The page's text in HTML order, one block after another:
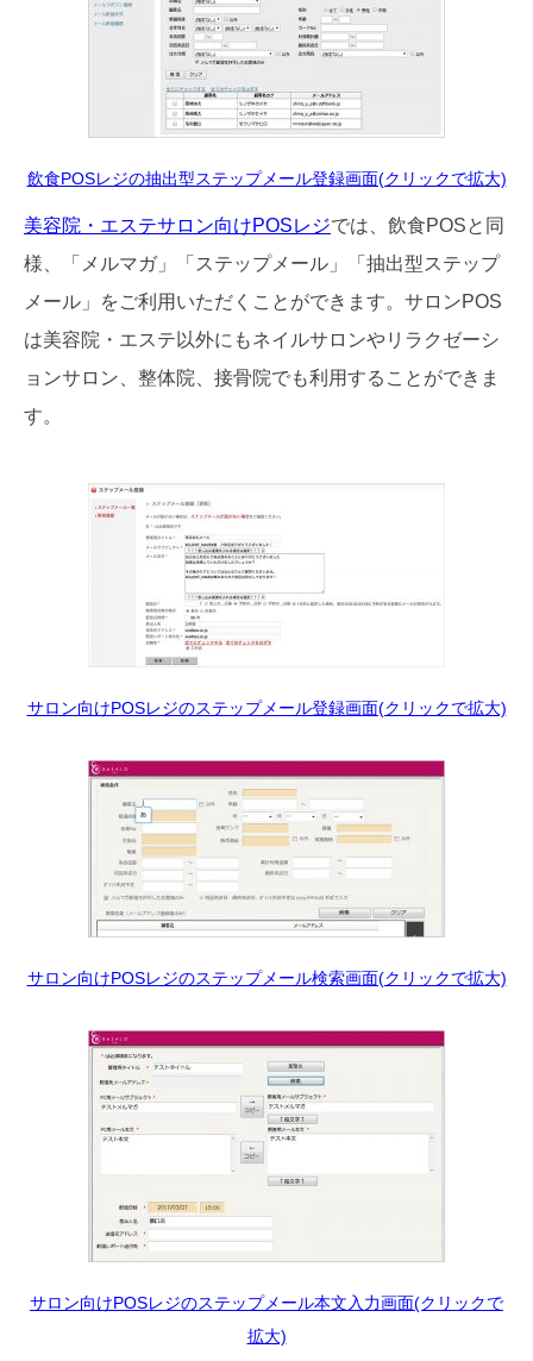
飲食POSレジの抽出型ステップメール登録画面(クリックで拡大)
美容院・エステサロン向けPOSレジでは、飲食POSと同
様、「メルマガ」「ステップメール」「抽出型ステップ
メール」をご利用いただくことができます。サロンPOS
は美容院・エステ以外にもネイルサロンやリラクゼーシ
ョンサロン、整体院、接骨院でも利用することができま
す。
サロン向けPOSレジのステップメール登録画面(クリックで拡大)
サロン向けPOSレジのステップメール検索画面(クリックで拡大)
サロン向けPOSレジのステップメール本文入力画面(クリックで
拡大)